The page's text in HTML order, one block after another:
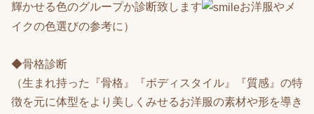
輝かせる色のグループか診断致します
お洋服やメ
イクの色選びの参考に）
◆骨格診断
（生まれ持った『骨格』『ボディスタイル』『質感』の特
徴を元に体型をより美しくみせるお洋服の素材や形を導き